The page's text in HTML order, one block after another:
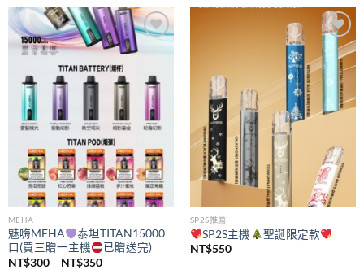
NT$200
到
NT$360
Add to
MEHA
魅嗨MEHA
泰坦TITAN15000
口(買三贈一主機
已贈送完)
NT$300 – NT$350價
Add to
wishlist
SP2S推薦
SP2S主機
聖誕限定款
NT$550